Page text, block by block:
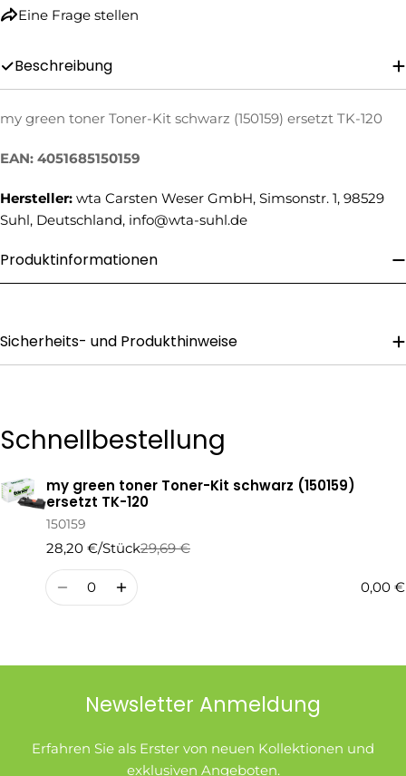
Eine Frage stellen
Ihr
Ihre
Mail
Ihre
Telefonnummer
Nachricht
Frage Senden
Beschreibung
my green toner Toner-Kit schwarz (150159) ersetzt TK-120
EAN: 4051685150159
Hersteller: wta Carsten Weser GmbH, Simsonstr. 1, 98529
Suhl, Deutschland, info@wta-suhl.de
Produktinformationen
Sicherheits- und Produkthinweise
Schnellbestellung
Ihr
Warenkorb
my green toner Toner-Kit schwarz (150159)
ersetzt TK-120
150159
28,20 €/Stück
Regulärer
Preis
29,69 €
Verkaufspreis
Menge
0,00 €
Newsletter Anmeldung
Erfahren Sie als Erster von neuen Kollektionen und
exklusiven Angeboten.